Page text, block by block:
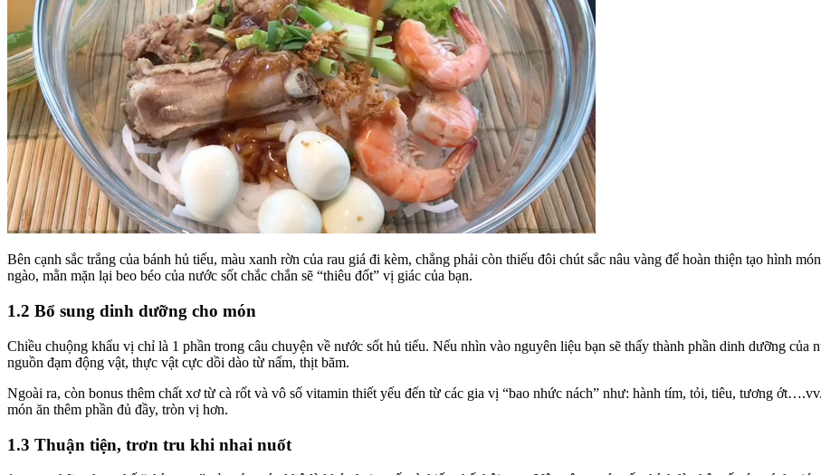
Bên cạnh sắc trắng của bánh hủ tiếu, màu xanh rờn của rau giá đi kèm, chẳng phải còn thiếu đôi chút sắc nâu vàng để hoàn thiện tạo hình
ngào, mằn mặn lại beo béo của nước sốt chắc chắn sẽ “thiêu đốt” vị giác của bạn.
1.2 Bổ sung dinh dưỡng cho món
Chiều chuộng khẩu vị chỉ là 1 phần trong câu chuyện về nước sốt hủ tiếu. Nếu nhìn vào nguyên liệu bạn sẽ thấy thành phần dinh dưỡng của
nguồn đạm động vật, thực vật cực dồi dào từ nấm, thịt băm.
Ngoài ra, còn bonus thêm chất xơ từ cà rốt và vô số vitamin thiết yếu đến từ các gia vị “bao nhức nách” như: hành tím, tỏi, tiêu, tương
món ăn thêm phần đủ đầy, tròn vị hơn.
1.3 Thuận tiện, trơn tru khi nhai nuốt